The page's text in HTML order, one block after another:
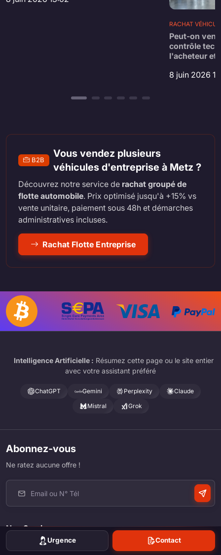
RACHAT
Peut-on
contrôle
l'acheteur et
8 juin 2026
B2B
Vous vendez plusieurs
véhicules d'entreprise à Metz ?
Découvrez notre service de rachat groupé de
flotte automobile. Prix optimisé jusqu'à +15% vs
vente unitaire, paiement sous 48h et démarches
administratives incluses.
Rachat Flotte Entreprise
Urgence Contact
Intelligence Artificielle : Résumez cette page ou le site entier
avec votre assistant préféré
ChatGPT Gemini Perplexity
Claude
Mistral
Grok
Abonnez-vous
Ne ratez aucune offre !
Nos Services
Dépannage Auto